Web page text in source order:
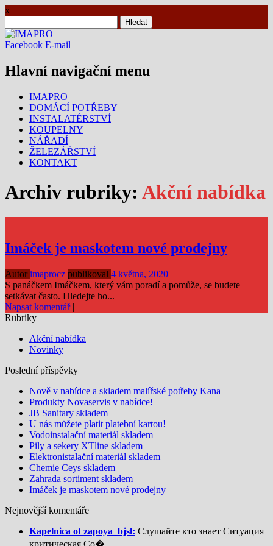
x
Facebook E-mail
Hlavní navigační menu
Přejít
obsahu
webu
IMAPRO
DOMÁCÍ POTŘEBY
INSTALATÉRSTVÍ
KOUPELNY
NÁŘADÍ
ŽELEZÁŘSTVÍ
KONTAKT
Archiv rubriky: Akční nabídka
Imáček je maskotem nové prodejny
Autorimaprocz publikoval 4 května, 2020
S panáčkem Imáčkem, který vám poradí a pomůže, se budete
setkávat často. Hledejte ho...
Napsat komentář |
Rubriky
Akční nabídka
Novinky
Poslední příspěvky
Nově v nabídce a skladem malířské potřeby Kana
Produkty Novaservis v nabídce!
JB Sanitary skladem
U nás můžete platit platební kartou!
Vodoinstalační materiál skladem
Pily a sekery XTline skladem
Elektronistalační materiál skladem
Chemie Ceys skladem
Zahrada sortiment skladem
Imáček je maskotem nové prodejny
Nejnovější komentáře
Kapelnica ot zapoya_bjsl: Слушайте кто знает Ситуация
критическая Со�